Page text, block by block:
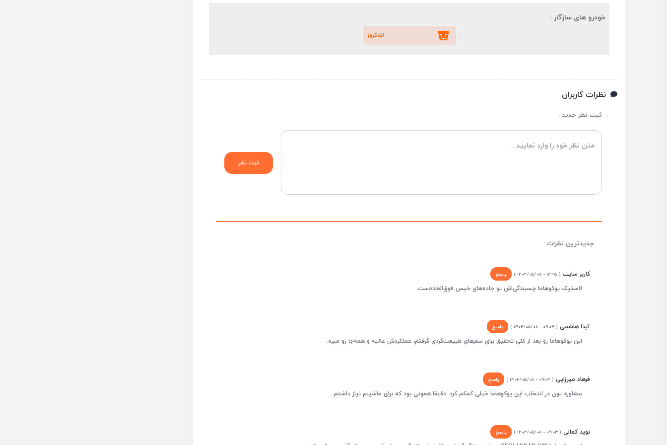
خودرو های سازگار :
لندکروز
نظرات کاربران
ثبت نظر جدید :
جدیدترین نظرات :
کاربر سایت ( ۱۲:۳۵ - ۱۴۰۴/۰۵/۰۸ ) پاسخ
لاستیک‌ یوکوهاما چسبندگی‌اش تو جاده‌های خیس فوق‌العاده‌ست.
آیدا هاشمی ( ۰۹:۰۴ - ۱۴۰۴/۰۵/۰۸ ) پاسخ
این یوکوهاما رو بعد از کلی تحقیق برای سفرهای طبیعت‌گردی گرفتم، عملکردش عالیه و همه‌جا رو میره.
فرهاد میرزایی ( ۰۹:۰۴ - ۱۴۰۴/۰۵/۰۸ ) پاسخ
مشاوره تون در انتخاب این یوکوهاما خیلی کمکم کرد. دقیقا همونی بود که برای ماشینم نیاز داشتم.
نوید کمالی ( ۰۹:۰۳ - ۱۴۰۴/۰۵/۰۸ ) پاسخ